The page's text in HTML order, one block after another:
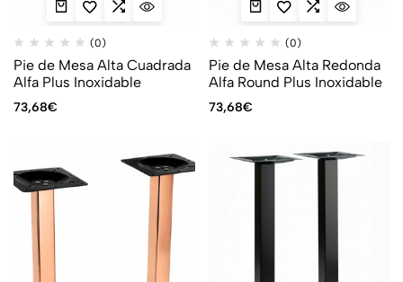
(0)
Pie de Mesa Alta Cuadrada
Alfa Plus Inoxidable
73,68€
(0)
Pie de Mesa Alta Redonda
Alfa Round Plus Inoxidable
73,68€